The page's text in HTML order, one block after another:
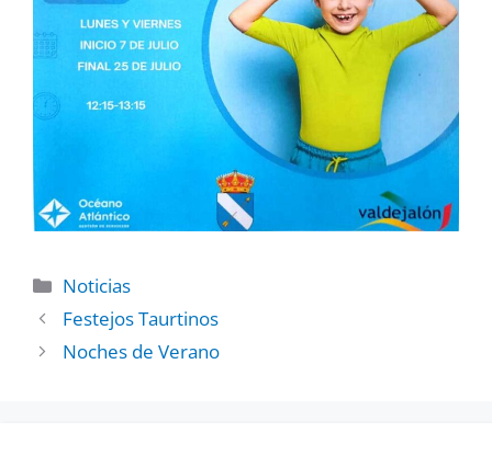
Noticias
Festejos Taurtinos
Noches de Verano